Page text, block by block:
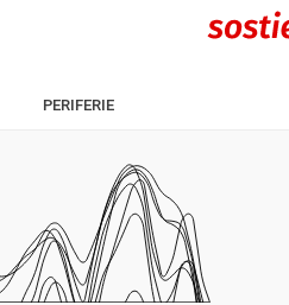
PERIFERIE